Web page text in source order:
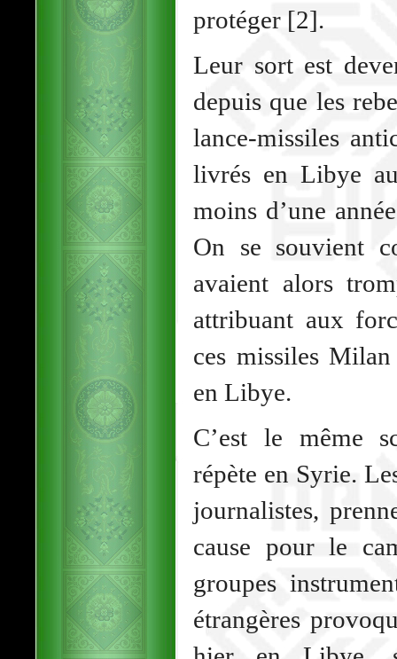
protéger [2].
Leur sort est
depuis que les
lance-missiles
livrés en Libye
moins d’une
On se souvient
avaient alors
attribuant aux
ces missiles
en Libye.
C’est le même
répète en Syrie.
journalistes,
cause pour le
groupes
étrangères